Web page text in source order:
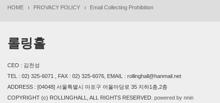
HOME PROVACY POLICY Email Collecting Prohibition
롤링홀
CEO : 김천성
TEL : 02) 325-6071 , FAX : 02) 325-6076, EMAIL : rollinghall@hanmail.net
ADDRESS : [04048] 서울특별시 마포구 어울마당로 35 지하1층,2층
COPYRIGHT (c) ROLLINGHALL, ALL RIGHTS RESERVED. powered by nnin